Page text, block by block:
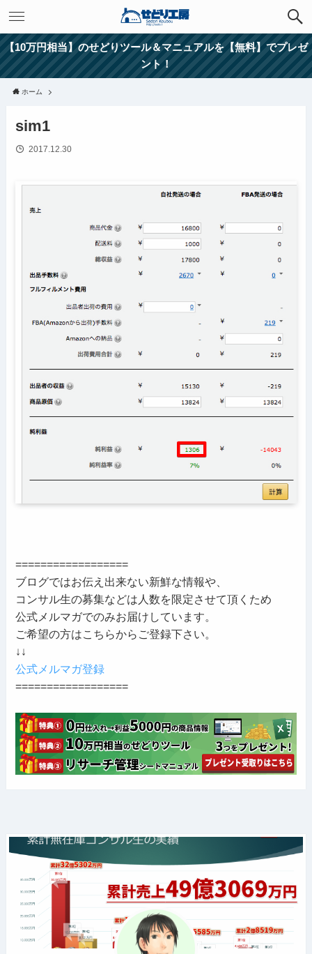
【10万円相当】のせどりツール＆マニュアルを【無料】でプレゼ
ント！
ホーム
sim1
2017.12.30
==================
ブログではお伝え出来ない新鮮な情報や、
コンサル生の募集などは人数を限定させて頂くため
公式メルマガでのみお届けしています。
ご希望の方はこちらからご登録下さい。
↓↓
公式メルマガ登録
==================